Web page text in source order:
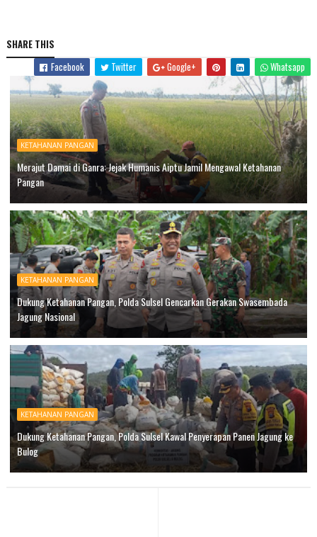
SHARE THIS
Facebook
Twitter Google+ Whatsapp
KETAHANAN PANGAN
Merajut Damai di Ganra: Jejak Humanis Aiptu Jamil Mengawal Ketahanan
Pangan
KETAHANAN PANGAN
Dukung Ketahanan Pangan, Polda Sulsel Gencarkan Gerakan Swasembada
Jagung Nasional
KETAHANAN PANGAN
Dukung Ketahanan Pangan, Polda Sulsel Kawal Penyerapan Panen Jagung ke
Bulog